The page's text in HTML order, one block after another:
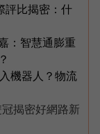
評比揭密：什
：智慧通膨重
機器人？物流
揭密好網路新